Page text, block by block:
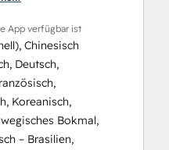
App verfügbar ist
, Chinesisch
, Deutsch,
,
, Koreanisch,
Bokmal,
– Brasilien,